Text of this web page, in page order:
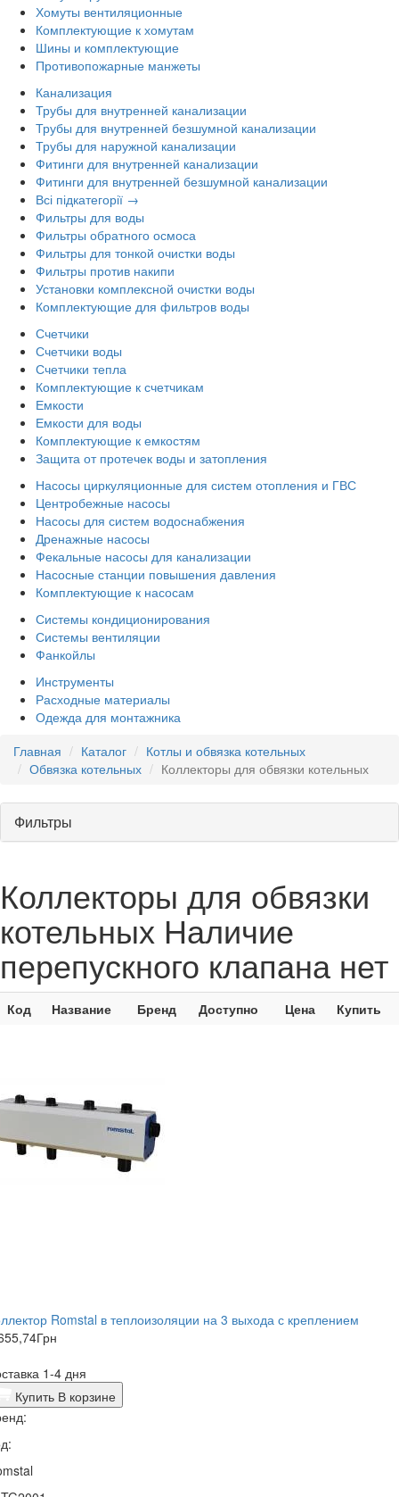
Хомуты вентиляционные
Комплектующие к хомутам
Шины и комплектующие
Противопожарные манжеты
Канализация
Трубы для внутренней канализации
Трубы для внутренней безшумной канализации
Трубы для наружной канализации
Фитинги для внутренней канализации
Фитинги для внутренней безшумной канализации
Всі підкатегорії →
Фильтры для воды
Фильтры обратного осмоса
Фильтры для тонкой очистки воды
Фильтры против накипи
Установки комплексной очистки воды
Комплектующие для фильтров воды
Счетчики
Счетчики воды
Счетчики тепла
Комплектующие к счетчикам
Емкости
Емкости для воды
Комплектующие к емкостям
Защита от протечек воды и затопления
Насосы циркуляционные для систем отопления и ГВС
Центробежные насосы
Насосы для систем водоснабжения
Дренажные насосы
Фекальные насосы для канализации
Насосные станции повышения давления
Комплектующие к насосам
Системы кондиционирования
Системы вентиляции
Фанкойлы
Инструменты
Расходные материалы
Одежда для монтажника
Главная
Каталог
Котлы и обвязка котельных
Обвязка котельных
Коллекторы для обвязки котельных
Фильтры
Коллекторы для обвязки
котельных Наличие
перепускного клапана нет
Код Название Бренд Доступно Цена Купить
Romstal в теплоизоляции на 3 выхода с креплением
Грн
1-4 дня
Купить В корзине